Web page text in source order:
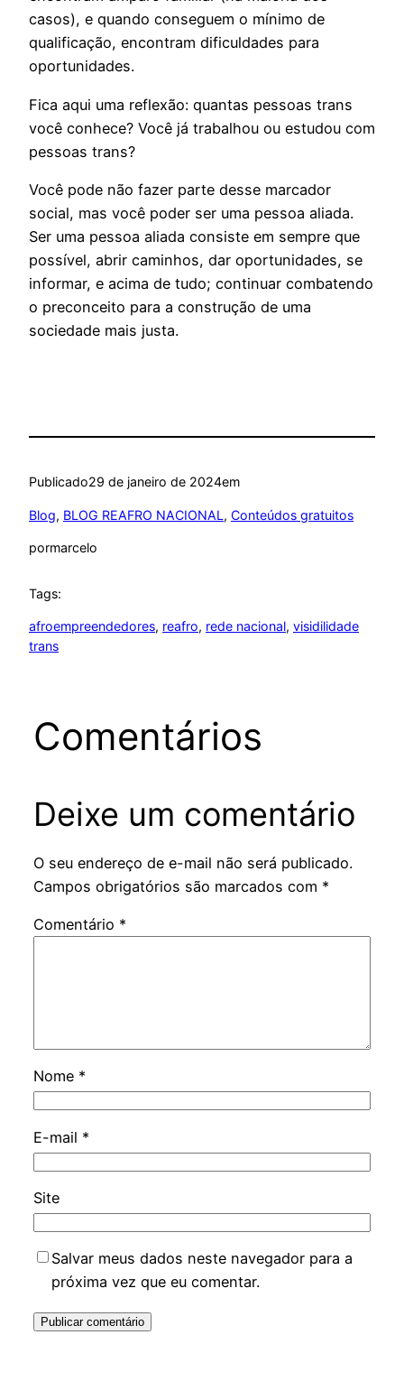
casos), e quando conseguem o mínimo de
qualificação, encontram dificuldades para
oportunidades.
Fica aqui uma reflexão: quantas pessoas trans
você conhece? Você já trabalhou ou estudou com
pessoas trans?
Você pode não fazer parte desse marcador
social, mas você poder ser uma pessoa aliada.
Ser uma pessoa aliada consiste em sempre que
possível, abrir caminhos, dar oportunidades, se
informar, e acima de tudo; continuar combatendo
o preconceito para a construção de uma
sociedade mais justa.
Publicado29 de janeiro de 2024em
Blog, BLOG REAFRO NACIONAL, Conteúdos gratuitos
pormarcelo
Tags:
afroempreendedores, reafro, rede nacional, visidilidade
trans
Comentários
Deixe um comentário
O seu endereço de e-mail não será publicado.
Campos obrigatórios são marcados com *
Comentário *
Nome *
E-mail *
Site
Salvar meus dados neste navegador para a
próxima vez que eu comentar.